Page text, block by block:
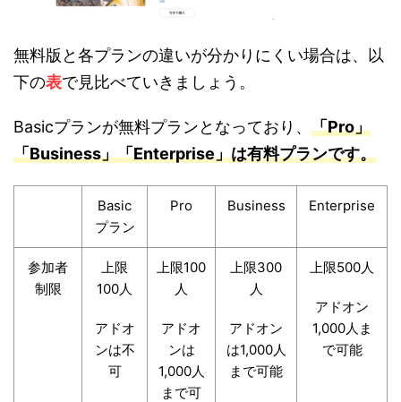
無料版と各プランの違いが分かりにくい場合は、以
下の表で見比べていきましょう。
Basicプランが無料プランとなっており、 「Pro」
「Business」「Enterprise」は有料プランです。
Basic
プラン
Pro Business Enterprise
参加者
制限
上限
100人
アドオ
ンは不
可
上限100
人
アドオ
ンは
1,000人
まで可
上限300
人
アドオン
は1,000人
まで可能
上限500人
アドオン
1,000人ま
で可能